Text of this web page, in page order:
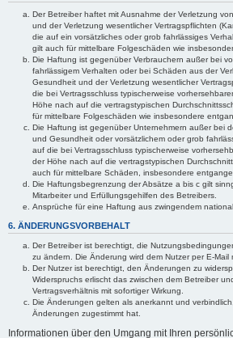
Der Betreiber haftet mit Ausnahme der Verletzung
und der Verletzung wesentlicher Vertragspflichten
die auf ein vorsätzliches oder grob fahrlässiges
gilt auch für mittelbare Folgeschäden wie
Die Haftung ist gegenüber Verbrauchern außer bei
fahrlässigem Verhalten oder bei Schäden aus der
Gesundheit und der Verletzung wesentlicher
die bei Vertragsschluss typischerweise
Höhe nach auf die vertragstypischen
für mittelbare Folgeschäden wie insbesondere
Die Haftung ist gegenüber Unternehmern außer bei
und Gesundheit oder vorsätzlichem oder grob
auf die bei Vertragsschluss typischerweise
der Höhe nach auf die vertragstypischen
auch für mittelbare Schäden, insbesondere
Die Haftungsbegrenzung der Absätze a bis c gilt
Mitarbeiter und Erfüllungsgehilfen des Betreibers.
Ansprüche für eine Haftung aus zwingendem
6. ÄNDERUNGSVORBEHALT
Der Betreiber ist berechtigt, die
zu ändern. Die Änderung wird dem Nutzer per E-Mail
Der Nutzer ist berechtigt, den Änderungen zu
Widerspruchs erlischt das zwischen dem Betreiber
Vertragsverhältnis mit sofortiger Wirkung.
Die Änderungen gelten als anerkannt und
Änderungen zugestimmt hat.
Informationen über den Umgang mit Ihren